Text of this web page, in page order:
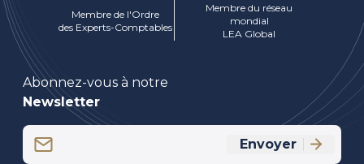
Membre de l'Ordre
des Experts-Comptables
Membre du réseau
mondial
LEA Global
Abonnez-vous à notre
Newsletter
Envoyer